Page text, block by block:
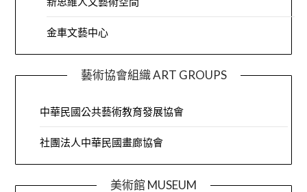
金車文藝中心
藝術協會組織 ART GROUPS
中華民國公共藝術教育發展協會
社團法人中華民國畫廊協會
美術館 MUSEUM